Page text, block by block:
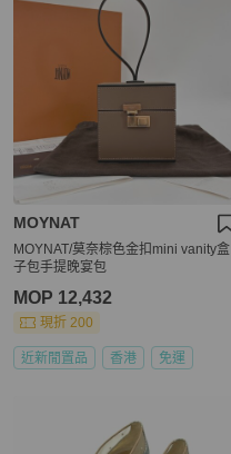
MOYNAT
MOYNAT/莫奈棕色金扣mini vanity盒
子包手提晚宴包
MOP 12,432
現折 200
近新閒置品 香港 免運